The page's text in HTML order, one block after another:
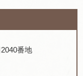
番地